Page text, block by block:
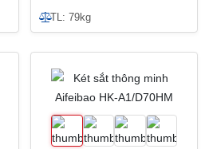
TL: 79kg